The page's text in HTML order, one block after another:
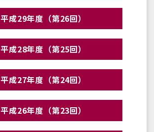
平成29年度（第26回）
平成28年度（第25回）
平成27年度（第24回）
平成26年度（第23回）